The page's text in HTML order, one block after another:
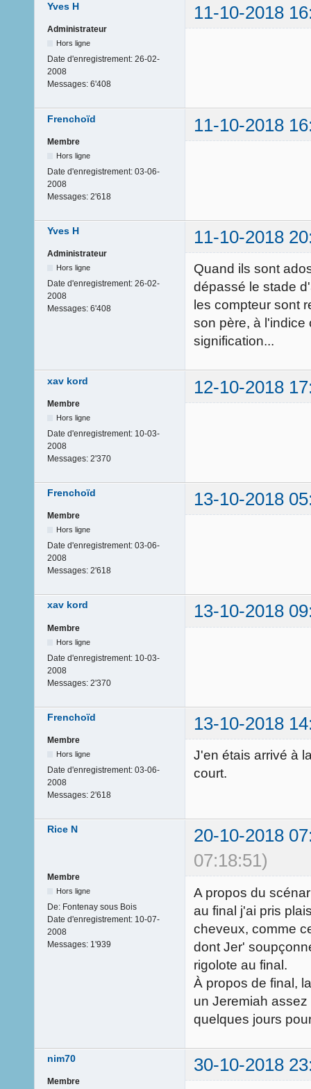
Yves H 11-10-2018
Administrateur
Hors ligne
Date d'enregistrement: 26-02-
2008
Messages: 6'408
Frenchoïd 11-10-2018
Membre
Hors ligne
Date d'enregistrement: 03-06-
2008
Messages: 2'618
Yves H 11-10-2018
Administrateur
Hors ligne
Date d'enregistrement: 26-02-
2008
Messages: 6'408
Quand ils sont
dépassé le stade
les compteur sont
son père, à l'indice
signification...
xav kord 12-10-2018
Membre
Hors ligne
Date d'enregistrement: 10-03-
2008
Messages: 2'370
Frenchoïd 13-10-2018
Membre
Hors ligne
Date d'enregistrement: 03-06-
2008
Messages: 2'618
xav kord 13-10-2018
Membre
Hors ligne
Date d'enregistrement: 10-03-
2008
Messages: 2'370
Frenchoïd 13-10-2018
Membre
Hors ligne
Date d'enregistrement: 03-06-
2008
Messages: 2'618
J'en étais arrivé à
court.
Rice N
20-10-2018
07:18:51)
Membre
Hors ligne
De: Fontenay sous Bois
Date d'enregistrement: 10-07-
2008
Messages: 1'939
A propos du
au final j'ai pris
cheveux, comme
dont Jer'
rigolote au final.
À propos de final,
un Jeremiah
quelques jours
nim70 30-10-2018
Membre